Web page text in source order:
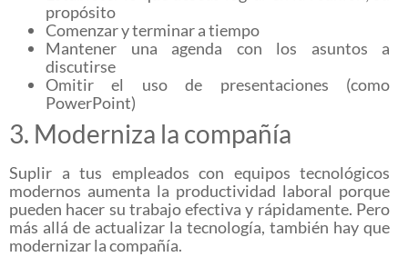
propósito
Comenzar y terminar a tiempo
Mantener una agenda con los asuntos a
discutirse
Omitir el uso de presentaciones (como
PowerPoint)
3. Moderniza la compañía
Suplir a tus empleados con equipos tecnológicos
modernos aumenta la productividad laboral porque
pueden hacer su trabajo efectiva y rápidamente. Pero
más allá de actualizar la tecnología, también hay que
modernizar la compañía.